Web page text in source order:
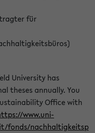
für
University has
theses annually. You
Office with
www.uni-
fonds/nachhaltigkeitsp